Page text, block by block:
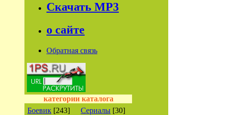
Скачать МР3
о сайте
Обратная связь
категории каталога
Боевик [243] Сериалы [30]